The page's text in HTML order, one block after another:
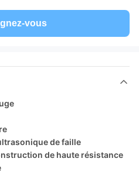
vous
de faille
de haute résistance